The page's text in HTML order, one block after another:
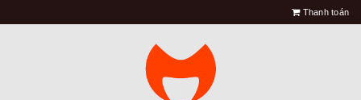
Thanh toán